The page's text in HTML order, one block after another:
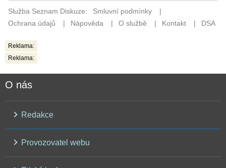
Reklama:
Reklama:
O nás
Redakce
Provozovatel webu